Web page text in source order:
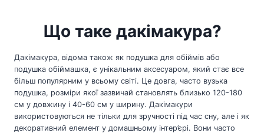
Що таке дакімакура?
Дакімакура, відома також як подушка для обіймів або
подушка обіймашка, є унікальним аксесуаром, який стає все
більш популярним у всьому світі. Це довга, часто вузька
подушка, розміри якої зазвичай становлять близько 120-180
см у довжину і 40-60 см у ширину. Дакімакури
використовуються не тільки для зручності під час сну, але і як
декоративний елемент у домашньому інтер’єрі. Вони часто